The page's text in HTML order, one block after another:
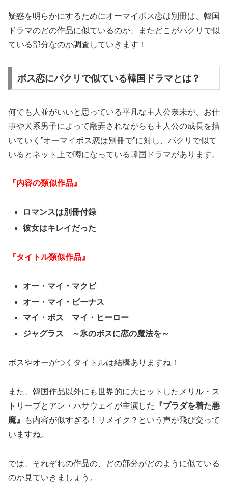
疑惑を明らかにするためにオーマイボス恋は別冊は、韓国
ドラマのどの作品に似ているのか、またどこがパクリで似
ている部分なのか調査していきます！
ボス恋にパクリで似ている韓国ドラマとは？
何でも人並がいいと思っている平凡な主人公奈未が、お仕
事や犬系男子によって翻弄されながらも主人公の成長を描
いていく”オーマイボス恋は別冊で”に対し、パクリで似て
いるとネット上で噂になっている韓国ドラマがあります。
『内容の類似作品 』
ロマンスは別冊付録
彼女はキレイだった
『タイトル類似作品』
オー・マイ・マクビ
オー・マイ・ビーナス
マイ・ボス マイ・ヒーロー
ジャグラス ～氷のボスに恋の魔法を～
ボスやオーがつくタイトルは結構ありますね！
また、韓国作品以外にも世界的に大ヒットしたメリル・ス
トリープとアン・ハサウェイが主演した
『プラダを着た悪
魔』
も内容が似すぎる！リメイク？という声が飛び交って
いますね。
では、それぞれの作品の、どの部分がどのように似ている
のか見ていきましょう。